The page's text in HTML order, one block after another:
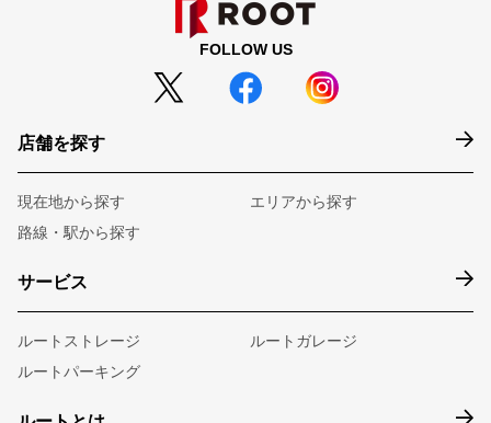
FOLLOW US
店舗を探す
現在地から探す
エリアから探す
路線・駅から探す
サービス
ルートストレージ
ルートガレージ
ルートパーキング